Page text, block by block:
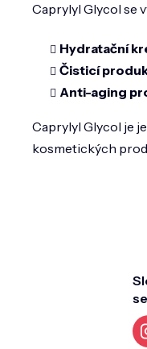
Caprylyl Glycol se
Hydratační
Čisticí
Anti-aging
Caprylyl Glycol je
kosmetických
se